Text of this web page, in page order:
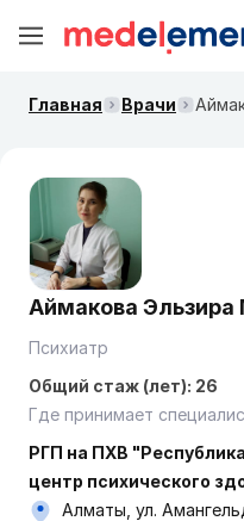
Главная Врачи
Аймакова
Психиатр
Общий стаж (лет): 26
Где принимает
РГП на ПХВ
центр психического
Алматы, ул.